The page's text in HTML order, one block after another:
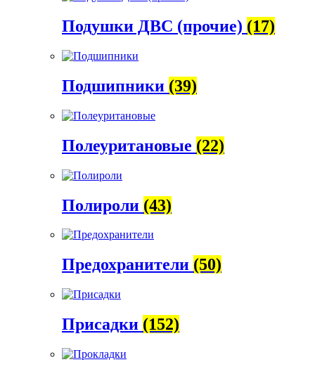
Подушки ДВС (прочие) (17)
Подшипники (39)
Полеуритановые (22)
Полироли (43)
Предохранители (50)
Присадки (152)